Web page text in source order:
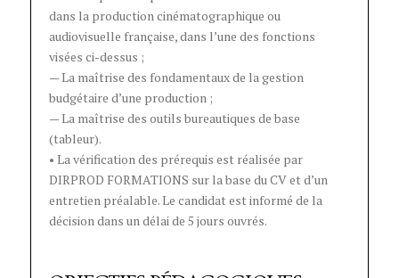
dans la production cinématographique ou
audiovisuelle française, dans l’une des fonctions
visées ci-dessus ;
— La maîtrise des fondamentaux de la gestion
budgétaire d’une production ;
— La maîtrise des outils bureautiques de base
(tableur).
• La vérification des prérequis est réalisée par
DIRPROD FORMATIONS sur la base du CV et d’un
entretien préalable. Le candidat est informé de la
décision dans un délai de 5 jours ouvrés.